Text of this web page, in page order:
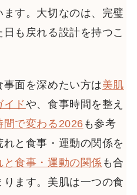
す。大切なのは、完璧
も戻れる設計を持つこ
面を深めたい方は美肌
イドや、食事時間を整え
間で変わる2026 も参考
と食事・運動の関係を
と食事・運動の関係 も合
ます。美肌は一つの食